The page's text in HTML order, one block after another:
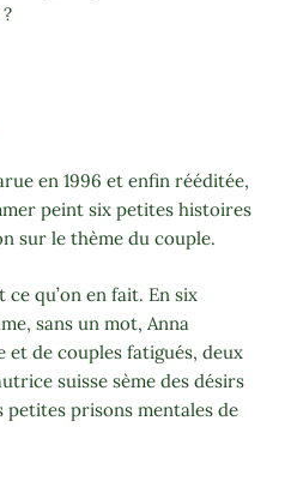
en 1996 et enfin rééditée,
peint six petites histoires
sur le thème du couple.
qu’on en fait. En six
sans un mot, Anna
et de couples fatigués, deux
suisse sème des désirs
petites prisons mentales de